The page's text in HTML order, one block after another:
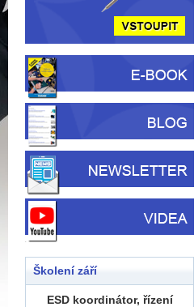
Školení září
ESD koordinátor, řízení